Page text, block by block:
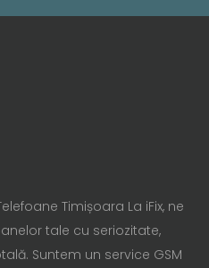
Timișoara La iFix, ne
tale cu seriozitate,
Suntem un service GSM